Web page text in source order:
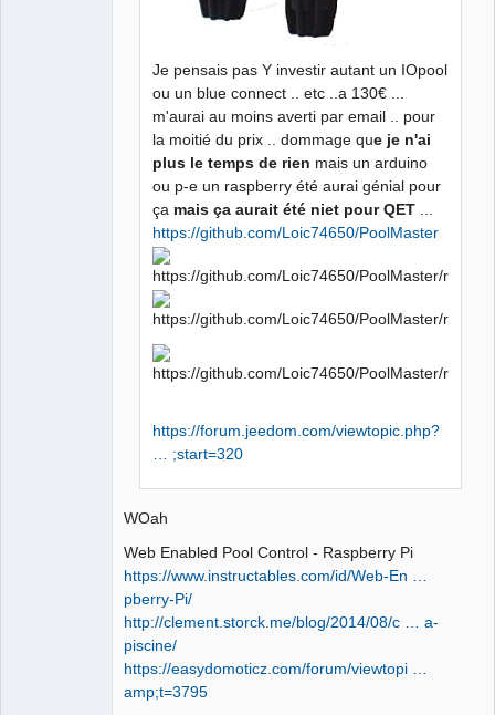
Je pensais pas Y investir autant un IOpool
ou un blue connect .. etc ..a 130€ ...
m'aurai au moins averti par email .. pour
la moitié du prix .. dommage que je n'ai
plus le temps de rien mais un arduino
ou p-e un raspberry été aurai génial pour
ça mais ça aurait été niet pour QET ...
https://github.com/Loic74650/PoolMaster
https://forum.jeedom.com/viewtopic.php?
… ;start=320
WOah
Web Enabled Pool Control - Raspberry Pi
https://www.instructables.com/id/Web-En …
pberry-Pi/
http://clement.storck.me/blog/2014/08/c … a-
piscine/
https://easydomoticz.com/forum/viewtopi …
amp;t=3795